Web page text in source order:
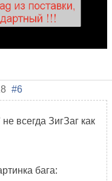
#6
всегда ЗигЗаг как
бага: